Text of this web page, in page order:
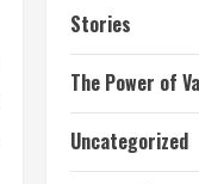
Stories
The Power of
Uncategorized